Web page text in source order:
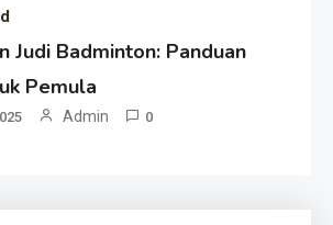
Judi Badminton: Panduan
Pemula
Admin 0